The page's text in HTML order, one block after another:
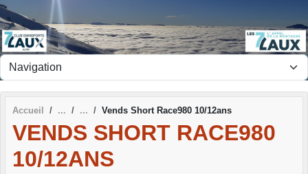
Accueil Vends Short Race980 10/12ans
VENDS SHORT RACE980
10/12ANS
Panneau de gestion des cookies